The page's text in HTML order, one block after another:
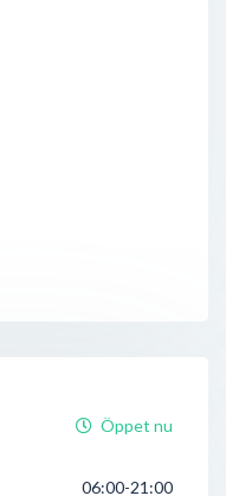
Öppet nu
06:00-21:00